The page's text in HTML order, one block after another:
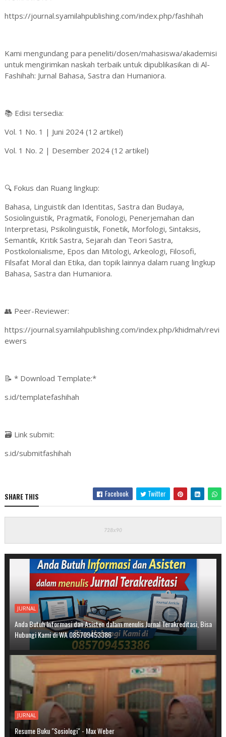
https://journal.syamilahpublishing.com/index.php/fashihah
Kami mengundang para peneliti/dosen/mahasiswa/akademisi
untuk mengirimkan naskah terbaik untuk dipublikasikan di Al-
Fashihah: Jurnal Bahasa, Sastra dan Humaniora.
📚 Edisi tersedia:
Vol. 1 No. 1 | Juni 2024 (12 artikel)
Vol. 1 No. 2 | Desember 2024 (12 artikel)
🔍 Fokus dan Ruang lingkup:
Bahasa, Linguistik dan Identitas, Sastra dan Budaya,
Sosiolinguistik, Pragmatik, Fonologi, Penerjemahan dan
Interpretasi, Psikolinguistik, Fonetik, Morfologi, Sintaksis,
Semantik, Kritik Sastra, Sejarah dan Teori Sastra,
Postkolonialisme, Epos dan Mitologi, Arkeologi, Filosofi,
Filsafat Moral dan Etika, dan topik lainnya dalam ruang lingkup
Bahasa, Sastra dan Humaniora.
👥 Peer-Reviewer:
https://journal.syamilahpublishing.com/index.php/khidmah/revi
ewers
📝 * Download Template:*
s.id/templatefashihah
🗃 Link submit:
s.id/submitfashihah
SHARE THIS Facebook Twitter
JURNAL
Anda Butuh Informasi dan Asisten dalam menulis Jurnal Terakreditasi, Bisa
Hubungi Kami di WA 085709453386
JURNAL
Resume Buku "Sosiologi" - Max Weber